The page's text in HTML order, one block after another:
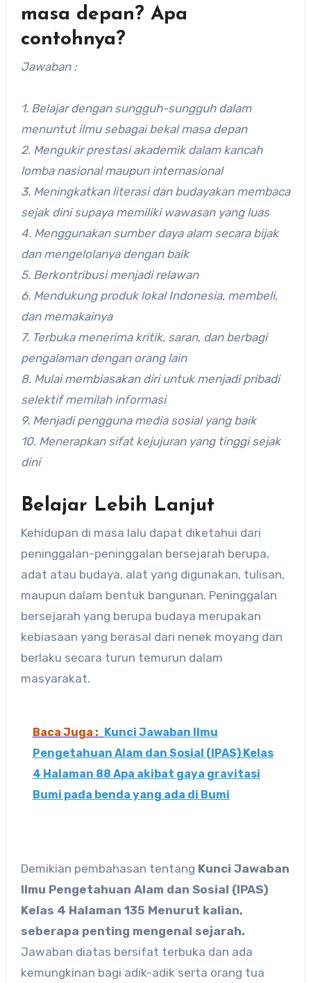
masa depan? Apa
contohnya?
Jawaban :
1. Belajar dengan sungguh-sungguh dalam
menuntut ilmu sebagai bekal masa depan
2. Mengukir prestasi akademik dalam kancah
lomba nasional maupun internasional
3. Meningkatkan literasi dan budayakan membaca
sejak dini supaya memiliki wawasan yang luas
4. Menggunakan sumber daya alam secara bijak
dan mengelolanya dengan baik
5. Berkontribusi menjadi relawan
6. Mendukung produk lokal Indonesia, membeli,
dan memakainya
7. Terbuka menerima kritik, saran, dan berbagi
pengalaman dengan orang lain
8. Mulai membiasakan diri untuk menjadi pribadi
selektif memilah informasi
9. Menjadi pengguna media sosial yang baik
10. Menerapkan sifat kejujuran yang tinggi sejak
dini
Belajar Lebih Lanjut
Kehidupan di masa lalu dapat diketahui dari
peninggalan-peninggalan bersejarah berupa,
adat atau budaya, alat yang digunakan, tulisan,
maupun dalam bentuk bangunan. Peninggalan
bersejarah yang berupa budaya merupakan
kebiasaan yang berasal dari nenek moyang dan
berlaku secara turun temurun dalam
masyarakat.
Baca Juga :
Kunci Jawaban Ilmu
Pengetahuan Alam dan Sosial (IPAS) Kelas
4 Halaman 88 Apa akibat gaya gravitasi
Bumi pada benda yang ada di Bumi
Demikian pembahasan tentang Kunci Jawaban
Ilmu Pengetahuan Alam dan Sosial (IPAS)
Kelas 4 Halaman 135 Menurut kalian,
seberapa penting mengenal sejarah.
Jawaban diatas bersifat terbuka dan ada
kemungkinan bagi adik-adik serta orang tua